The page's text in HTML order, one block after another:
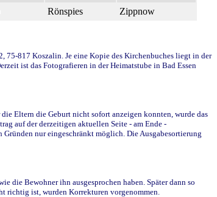
Rönspies Zippnow
817 Koszalin. Je eine Kopie des Kirchenbuches liegt in der
ist das Fotografieren in der Heimatstube in Bad Essen
Eltern die Geburt nicht sofort anzeigen konnten, wurde das
auf der derzeitigen aktuellen Seite - am Ende -
nur eingeschränkt möglich. Die Ausgabesortierung
die Bewohner ihn ausgesprochen haben. Später dann so
richtig ist, wurden Korrekturen vorgenommen.